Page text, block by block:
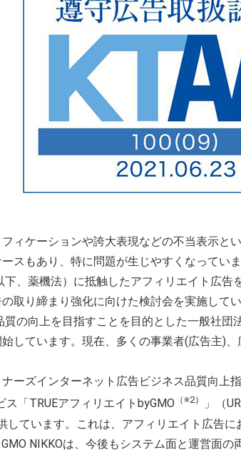
ケーションや誇大表現などの不当表示と
スもあり、特に問題が生じやすくなっていま
、薬機法）に抵触したアフィリエイト広告
取り締まり強化に向けた検討会を実施してい
向上を目指すことを目的とした一般社団
しています。現在、多くの事業者(広告主)
ーズインターネット広告ビジネス品質向上
「TRUEアフィリエイトbyGMO （※2）
」（
しています。これは、アフィリエイト広告
NIKKOは、今後もシステム面と運営面の